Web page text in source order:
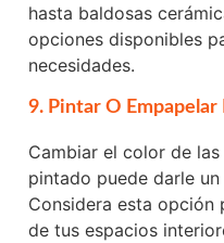
hasta baldosas
opciones disponibles
necesidades.
9. Pintar O Empapelar
Cambiar el color de
pintado puede darle
Considera esta opción
de tus espacios